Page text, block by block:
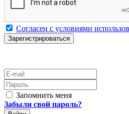
Согласен с условиями
E-mail
Пароль
Запомнить меня
Забыли свой пароль?